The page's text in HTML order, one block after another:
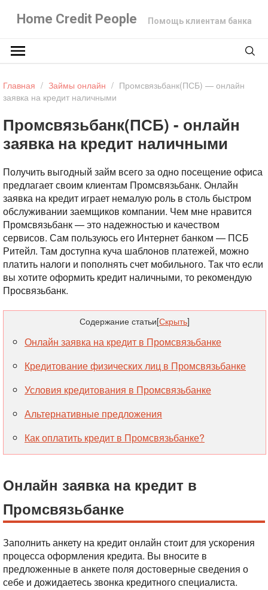
Home Credit People Помощь клиентам банка
Главная / Займы онлайн / Промсвязьбанк(ПСБ) — онлайн
заявка на кредит наличными
Промсвязьбанк(ПСБ) - онлайн
заявка на кредит наличными
Получить выгодный займ всего за одно посещение офиса
предлагает своим клиентам Промсвязьбанк. Онлайн
заявка на кредит играет немалую роль в столь быстром
обслуживании заемщиков компании. Чем мне нравится
Промсвязьбанк — это надежностью и качеством
сервисов. Сам пользуюсь его Интернет банком — ПСБ
Ритейл. Там доступна куча шаблонов платежей, можно
платить налоги и пополнять счет мобильного. Так что если
вы хотите оформить кредит наличными, то рекомендую
Просвязьбанк.
Содержание статьи[Скрыть]
Онлайн заявка на кредит в Промсвязьбанке
Кредитование физических лиц в Промсвязьбанке
Условия кредитования в Промсвязьбанке
Альтернативные предложения
Как оплатить кредит в Промсвязьбанке?
Онлайн заявка на кредит в
Промсвязьбанке
Заполнить анкету на кредит онлайн стоит для ускорения
процесса оформления кредита. Вы вносите в
предложенные в анкете поля достоверные сведения о
себе и дожидаетесь звонка кредитного специалиста.